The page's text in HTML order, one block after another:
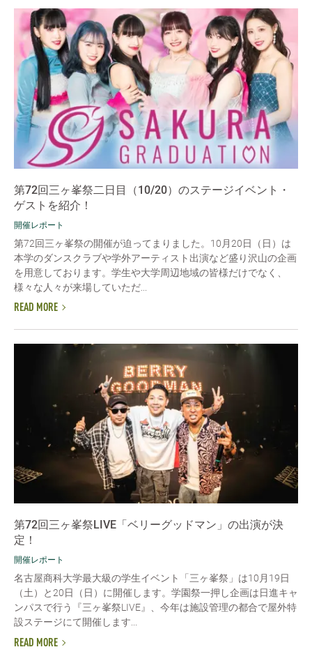
第72回三ヶ峯祭二日目（10/20）のステージイベント・
ゲストを紹介！
開催レポート
第72回三ヶ峯祭の開催が迫ってまりました。10月20日（日）は
本学のダンスクラブや学外アーティスト出演など盛り沢山の企画
を用意しております。学生や大学周辺地域の皆様だけでなく、
様々な人々が来場していただ...
READ MORE
第72回三ヶ峯祭LIVE「ベリーグッドマン」の出演が決
定！
開催レポート
名古屋商科大学最大級の学生イベント「三ヶ峯祭」は10月19日
（土）と20日（日）に開催します。学園祭一押し企画は日進キャ
ンパスで行う『三ヶ峯祭LIVE』、今年は施設管理の都合で屋外特
設ステージにて開催します...
READ MORE